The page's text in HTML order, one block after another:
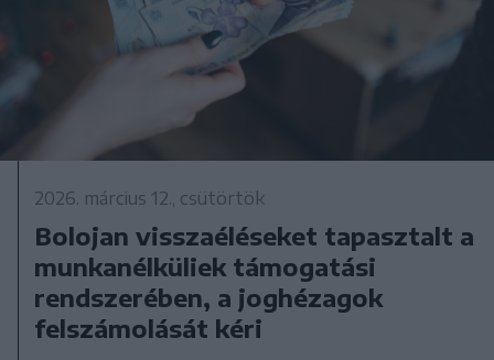
2026. március 12., csütörtök
Bolojan visszaéléseket tapasztalt a
munkanélküliek támogatási
rendszerében, a joghézagok
felszámolását kéri